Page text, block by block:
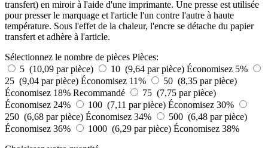
transfert) en miroir à l'aide d'une imprimante. Une presse est utilisée
pour presser le marquage et l'article l'un contre l'autre à haute
température. Sous l'effet de la chaleur, l'encre se détache du papier
transfert et adhère à l'article.
Sélectionnez le nombre de pièces Pièces:
5 (10,09 par pièce)
10 (9,64 par pièce) Économisez 5%
25 (9,04 par pièce) Économisez 11%
50 (8,35 par pièce)
Économisez 18% Recommandé
75 (7,75 par pièce)
Économisez 24%
100 (7,11 par pièce) Économisez 30%
250 (6,68 par pièce) Économisez 34%
500 (6,48 par pièce)
Économisez 36%
1000 (6,29 par pièce) Économisez 38%